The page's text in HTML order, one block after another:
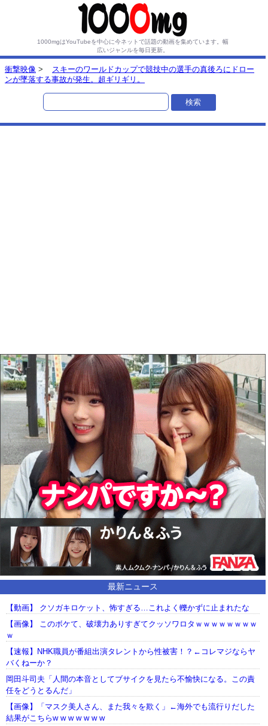
1000mgはYouTubeを中心に今ネットで話題の動画を集めています。 幅
広いジャンルを毎日更新。
衝撃映像 >
スキーのワールドカップで競技中の選手の真後ろにドロー
ンが墜落する事故が発生。超ギリギリ。
最新ニュース
【動画】 クソガキロケット、怖すぎる…これよく轢かずに止まれたな
【画像】 このボケて、破壊力ありすぎてクッソワロタｗｗｗｗｗｗｗｗ
ｗ
【速報】NHK職員が番組出演タレントから性被害！？←コレマジならヤ
バくねーか？
岡田斗司夫「人間の本音としてブサイクを見たら不愉快になる。この責
任をどうとるんだ」
【画像】「マスク美人さん、また我々を欺く」←海外でも流行りだした
結果がこちらw w w w w w w